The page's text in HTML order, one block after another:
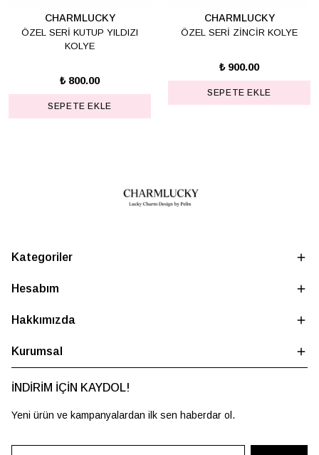
CHARMLUCKY
ÖZEL SERİ KUTUP YILDIZI
KOLYE
₺ 800.00
SEPETE EKLE
CHARMLUCKY
ÖZEL SERİ ZİNCİR KOLYE
₺ 900.00
SEPETE EKLE
Kategoriler
Hesabım
Hakkımızda
Kurumsal
İNDİRİM İÇİN KAYDOL!
Yeni ürün ve kampanyalardan ilk sen haberdar ol.